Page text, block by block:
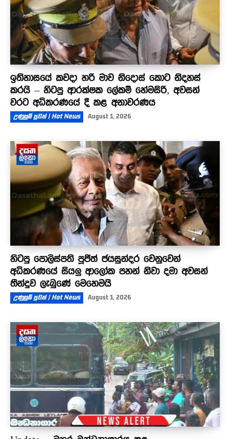
ඉතිහාසයේ කවදා හරි මාව නිදොස් කොට නිදහස්
කරයි – හිටපු ආරක්ෂක ලේකම් හේමසිරි, අවසන්
වරට අධිකරණයේ දී කළ අනාවරණය
උණුසුම් පුවත් | Hot News August 1, 2026
හිටපු පොලිස්පති පූජිත් ජයසුන්දර වෙනුවෙන්
අධිකරණයේ සියලු ආලෝක පහන් නිවා දමා අවසන්
තීන්දුව ලැබුණේ මෙහෙමයි
උණුසුම් පුවත් | Hot News August 1, 2026